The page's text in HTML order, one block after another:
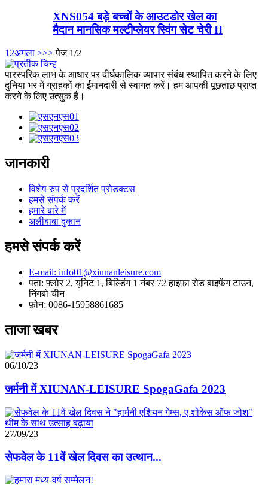
XNS054 बड़े बच्चों के आउटडोर खेल का
मैदान मानसिक मल्टीप्लेयर स्विंग सेट चेरी II
1 2अगला >>> पेज 1/2
पारस्परिक लाभ के आधार पर दीर्घकालिक व्यापार संबंध स्थापित करने के लिए
दुनिया भर में ग्राहकों का ईमानदारी से स्वागत करें। हम आपकी पूछताछ प्राप्त
करने के लिए उत्सुक हैं।
जानकारी
विशेष रुप से प्रदर्शित प्रोडक्टस
हमसे संपर्क करें
हमारे बारे में
अलीबाबा दुकान
हमसे संपर्क करें
E-mail: info01@xiunanleisure.com
पता: फ्लोर 2, यूनिट 1, बिल्डिंग 1 नंबर 72 हाइफ़ा रोड बाइफेंग टाउन,
निंगबो चीन
फ़ोन: 0086-15958861685
ताजा खबर
06/10/23
जर्मनी में XIUNAN-LEISURE SpogaGafa 2023
27/09/23
सेफवेल के 11वें खेल दिवस का उत्थान...